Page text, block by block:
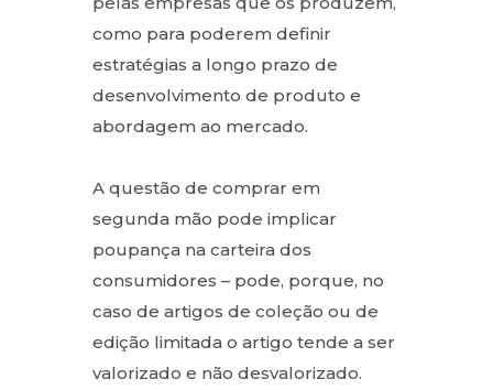
como para poderem definir
estratégias a longo prazo de
desenvolvimento de produto e
abordagem ao mercado.
A questão de comprar em
segunda mão pode implicar
poupança na carteira dos
consumidores – pode, porque, no
caso de artigos de coleção ou de
edição limitada o artigo tende a ser
valorizado e não desvalorizado.